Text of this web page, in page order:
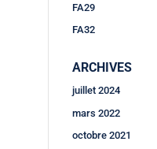
FA29
FA32
ARCHIVES
juillet 2024
mars 2022
octobre 2021